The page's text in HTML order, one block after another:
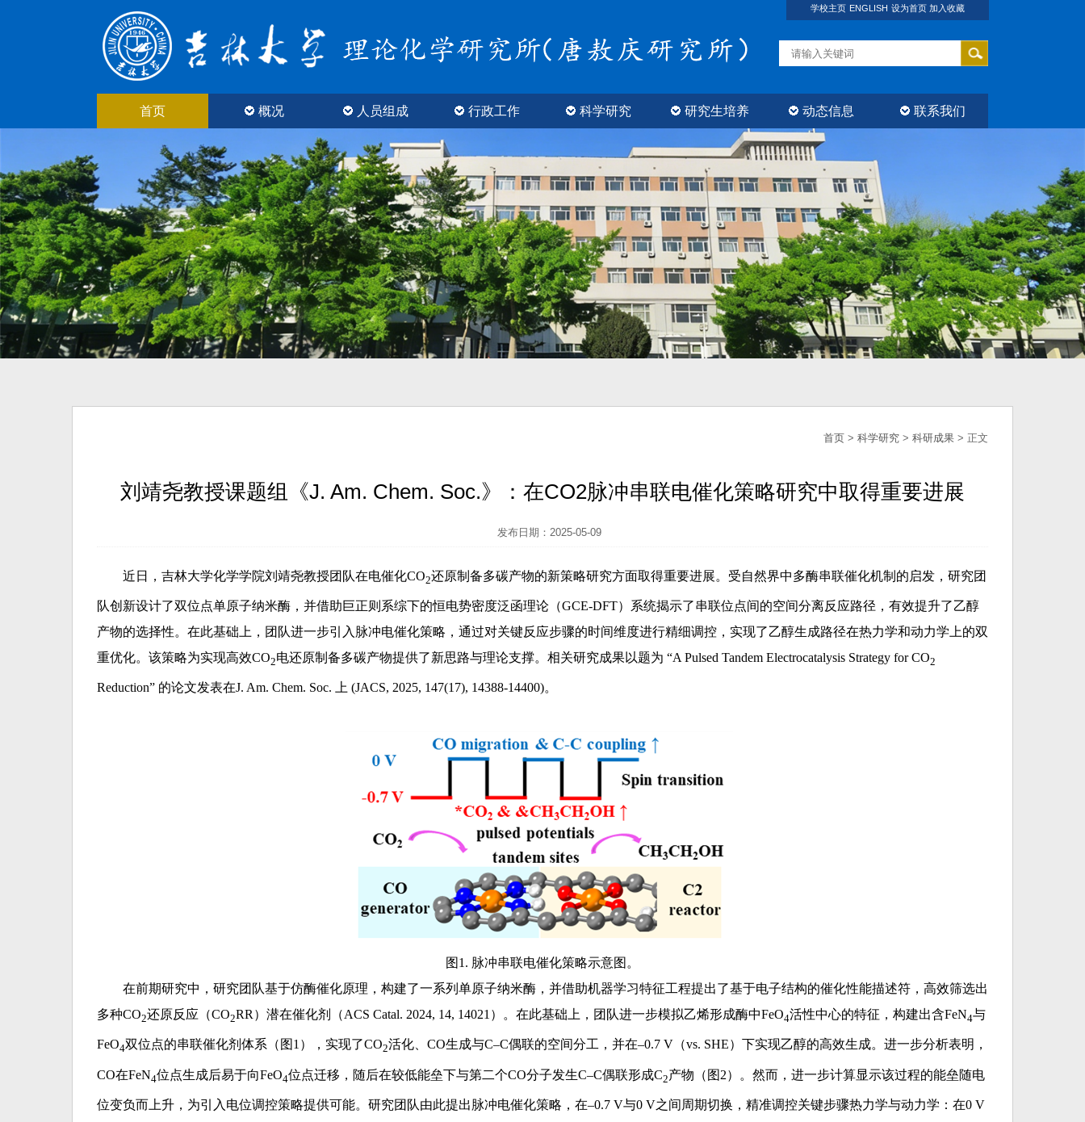
学校主页 ENGLISH 设为首页 加入收藏
首页 概况 人员组成 行政工作 科学研究 研究生培养 动态信息 联系我们
首页 > 科学研究 > 科研成果 > 正文
刘靖尧教授课题组《J. Am. Chem. Soc.》：在CO2脉冲串联电催化策略研究中取得重要进展
发布日期：2025-05-09
近日，吉林大学化学学院刘靖尧教授团队在电催化CO2还原制备多碳产物的新策略研究方面取得重要进展。受自然界中多酶串联催化机制的启发，研究团
队创新设计了双位点单原子纳米酶，并借助巨正则系综下的恒电势密度泛函理论（GCE-DFT）系统揭示了串联位点间的空间分离反应路径，有效提升了乙醇
产物的选择性。在此基础上，团队进一步引入脉冲电催化策略，通过对关键反应步骤的时间维度进行精细调控，实现了乙醇生成路径在热力学和动力学上的双
重优化。该策略为实现高效CO2电还原制备多碳产物提供了新思路与理论支撑。相关研究成果以题为 “A Pulsed Tandem Electrocatalysis Strategy for CO2
Reduction” 的论文发表在J. Am. Chem. Soc. 上 (JACS, 2025, 147(17), 14388-14400)。
图1. 脉冲串联电催化策略示意图。
在前期研究中，研究团队基于仿酶催化原理，构建了一系列单原子纳米酶，并借助机器学习特征工程提出了基于电子结构的催化性能描述符，高效筛选出
多种CO2还原反应（CO2RR）潜在催化剂（ACS Catal. 2024, 14, 14021）。在此基础上，团队进一步模拟乙烯形成酶中FeO4活性中心的特征，构建出含FeN4与
FeO4双位点的串联催化剂体系（图1），实现了CO2活化、CO生成与C–C偶联的空间分工，并在–0.7 V（vs. SHE）下实现乙醇的高效生成。进一步分析表明，
CO在FeN4位点生成后易于向FeO4位点迁移，随后在较低能垒下与第二个CO分子发生C–C偶联形成C2产物（图2）。然而，进一步计算显示该过程的能垒随电
位变负而上升，为引入电位调控策略提供可能。研究团队由此提出脉冲电催化策略，在–0.7 V与0 V之间周期切换，精准调控关键步骤热力学与动力学：在0 V